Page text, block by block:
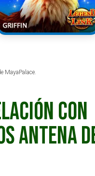
MayaPalace.
con
Antena